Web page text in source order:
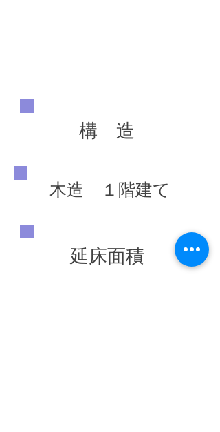
構 造
木造 １階建て
延床面積